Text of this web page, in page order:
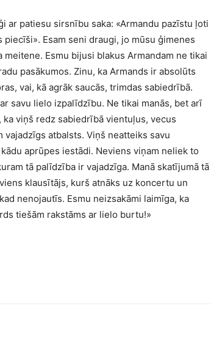
ar patiesu sirsnību saka: «Armandu pazīstu ļoti
Esam seni draugi, jo mūsu ģimenes
Esmu bijusi blakus Armandam ne tikai
pasākumos. Zinu, ka Armands ir absolūts
vai, kā agrāk saucās, trimdas sabiedrībā.
savu lielo izpalīdzību. Ne tikai manās, bet arī
viņš redz sabiedrībā vientuļus, vecus
atbalsts. Viņš neatteiks savu
aprūpes iestādi. Neviens viņam neliek to
tā palīdzība ir vajadzīga. Manā skatījumā tā
klausītājs, kurš atnāks uz koncertu un
nenojautīs. Esmu neizsakāmi laimīga, ka
tiešām rakstāms ar lielo burtu!»